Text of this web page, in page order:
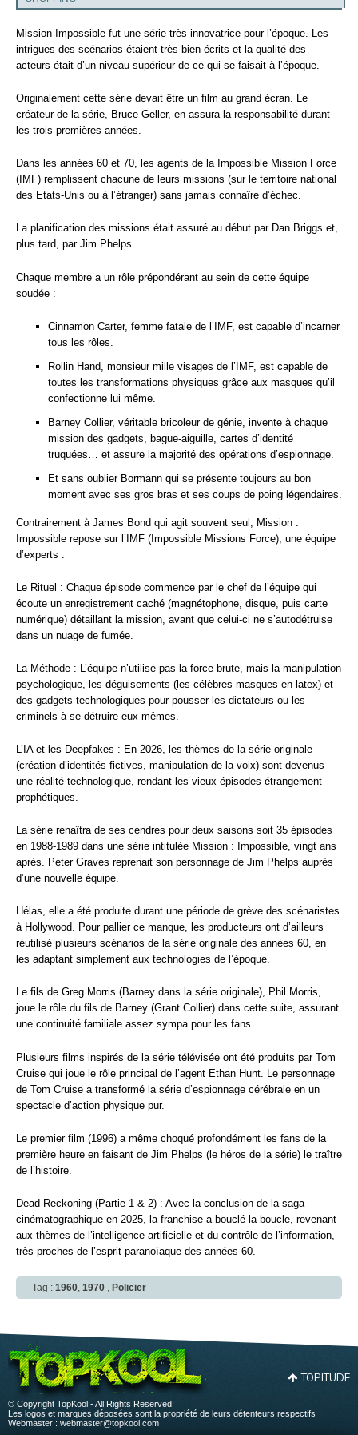
Mission Impossible fut une série très innovatrice pour l’époque. Les
intrigues des scénarios étaient très bien écrits et la qualité des
acteurs était d’un niveau supérieur de ce qui se faisait à l’époque.
Originalement cette série devait être un film au grand écran. Le
créateur de la série, Bruce Geller, en assura la responsabilité durant
les trois premières années.
Dans les années 60 et 70, les agents de la Impossible Mission Force
(IMF) remplissent chacune de leurs missions (sur le territoire national
des Etats-Unis ou à l’étranger) sans jamais connaîre d’échec.
La planification des missions était assuré au début par Dan Briggs et,
plus tard, par Jim Phelps.
Chaque membre a un rôle prépondérant au sein de cette équipe
soudée :
Cinnamon Carter, femme fatale de l’IMF, est capable d’incarner
tous les rôles.
Rollin Hand, monsieur mille visages de l’IMF, est capable de
toutes les transformations physiques grâce aux masques qu’il
confectionne lui même.
Barney Collier, véritable bricoleur de génie, invente à chaque
mission des gadgets, bague-aiguille, cartes d’identité
truquées… et assure la majorité des opérations d’espionnage.
Et sans oublier Bormann qui se présente toujours au bon
moment avec ses gros bras et ses coups de poing légendaires.
Contrairement à James Bond qui agit souvent seul, Mission :
Impossible repose sur l’IMF (Impossible Missions Force), une équipe
d’experts :
Le Rituel : Chaque épisode commence par le chef de l’équipe qui
écoute un enregistrement caché (magnétophone, disque, puis carte
numérique) détaillant la mission, avant que celui-ci ne s’autodétruise
dans un nuage de fumée.
La Méthode : L’équipe n’utilise pas la force brute, mais la manipulation
psychologique, les déguisements (les célèbres masques en latex) et
des gadgets technologiques pour pousser les dictateurs ou les
criminels à se détruire eux-mêmes.
L’IA et les Deepfakes : En 2026, les thèmes de la série originale
(création d’identités fictives, manipulation de la voix) sont devenus
une réalité technologique, rendant les vieux épisodes étrangement
prophétiques.
La série renaîtra de ses cendres pour deux saisons soit 35 épisodes
en 1988-1989 dans une série intitulée Mission : Impossible, vingt ans
après. Peter Graves reprenait son personnage de Jim Phelps auprès
d’une nouvelle équipe.
Hélas, elle a été produite durant une période de grève des scénaristes
à Hollywood. Pour pallier ce manque, les producteurs ont d’ailleurs
réutilisé plusieurs scénarios de la série originale des années 60, en
les adaptant simplement aux technologies de l’époque.
Le fils de Greg Morris (Barney dans la série originale), Phil Morris,
joue le rôle du fils de Barney (Grant Collier) dans cette suite, assurant
une continuité familiale assez sympa pour les fans.
Plusieurs films inspirés de la série télévisée ont été produits par Tom
Cruise qui joue le rôle principal de l’agent Ethan Hunt. Le personnage
de Tom Cruise a transformé la série d’espionnage cérébrale en un
spectacle d’action physique pur.
Le premier film (1996) a même choqué profondément les fans de la
première heure en faisant de Jim Phelps (le héros de la série) le traître
de l’histoire.
Dead Reckoning (Partie 1 & 2) : Avec la conclusion de la saga
cinématographique en 2025, la franchise a bouclé la boucle, revenant
aux thèmes de l’intelligence artificielle et du contrôle de l’information,
très proches de l’esprit paranoïaque des années 60.
Tag : 1960, 1970 , Policier
TOPITUDE
© Copyright TopKool - All Rights Reserved
Les logos et marques déposées sont la propriété de leurs détenteurs respectifs
Webmaster : webmaster@topkool.com